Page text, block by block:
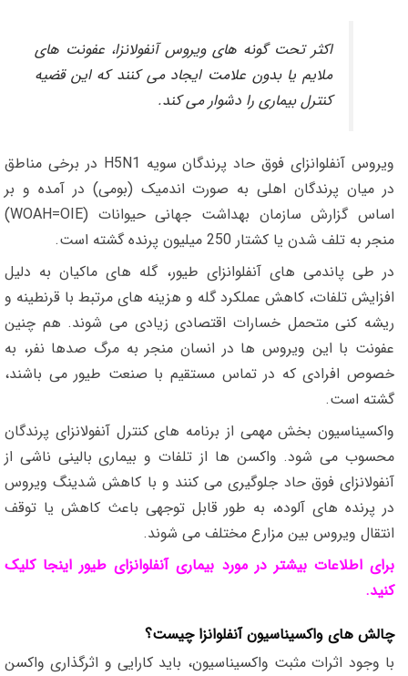
اکثر تحت گونه های ویروس آنفولانزا، عفونت های
ملایم یا بدون علامت ایجاد می کنند که این قضیه
کنترل بیماری را دشوار می کند.
ویروس آنفلوانزای فوق حاد پرندگان سویه H5N1 در برخی مناطق
در میان پرندگان اهلی به صورت اندمیک (بومی) در آمده و بر
اساس گزارش سازمان بهداشت جهانی حیوانات (WOAH=OIE)
منجر به تلف شدن یا کشتار 250 میلیون پرنده گشته است.
در طی پاندمی های آنفلوانزای طیور، گله های ماکیان به دلیل
افزایش تلفات، کاهش عملکرد گله و هزینه های مرتبط با قرنطینه و
ریشه کنی متحمل خسارات اقتصادی زیادی می شوند. هم چنین
عفونت با این ویروس ها در انسان منجر به مرگ صدها نفر، به
خصوص افرادی که در تماس مستقیم با صنعت طیور می باشند،
گشته است.
واکسیناسیون بخش مهمی از برنامه های کنترل آنفولانزای پرندگان
محسوب می شود. واکسن ها از تلفات و بیماری بالینی ناشی از
آنفولانزای فوق حاد جلوگیری می کنند و با کاهش شدینگ ویروس
در پرنده های آلوده، به طور قابل توجهی باعث کاهش یا توقف
انتقال ویروس بین مزارع مختلف می شوند.
برای اطلاعات بیشتر در مورد بیماری آنفلوانزای طیور اینجا کلیک
کنید.
چالش های واکسیناسیون آنفلوانزا چیست؟
با وجود اثرات مثبت واکسیناسیون، باید کارایی و اثرگذاری واکسن